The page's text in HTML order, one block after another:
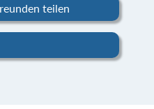
teilen